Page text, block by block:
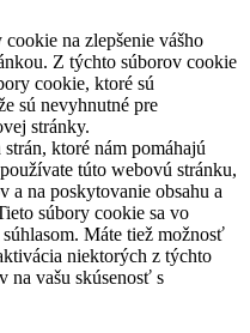
na zlepšenie vášho
Z týchto súborov cookie
cookie, ktoré sú
sú nevyhnutné pre
stránky.
ktoré nám pomáhajú
túto webovú stránku,
a na poskytovanie obsahu a
súbory cookie sa vo
Máte tiež možnosť
niektorých z týchto
na vašu skúsenosť s